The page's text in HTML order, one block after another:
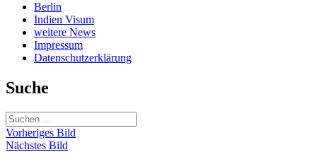
Berlin
Indien Visum
weitere News
Impressum
Datenschutzerklärung
Suche
Suchen
nach:
Vorheriges Bild
Nächstes Bild